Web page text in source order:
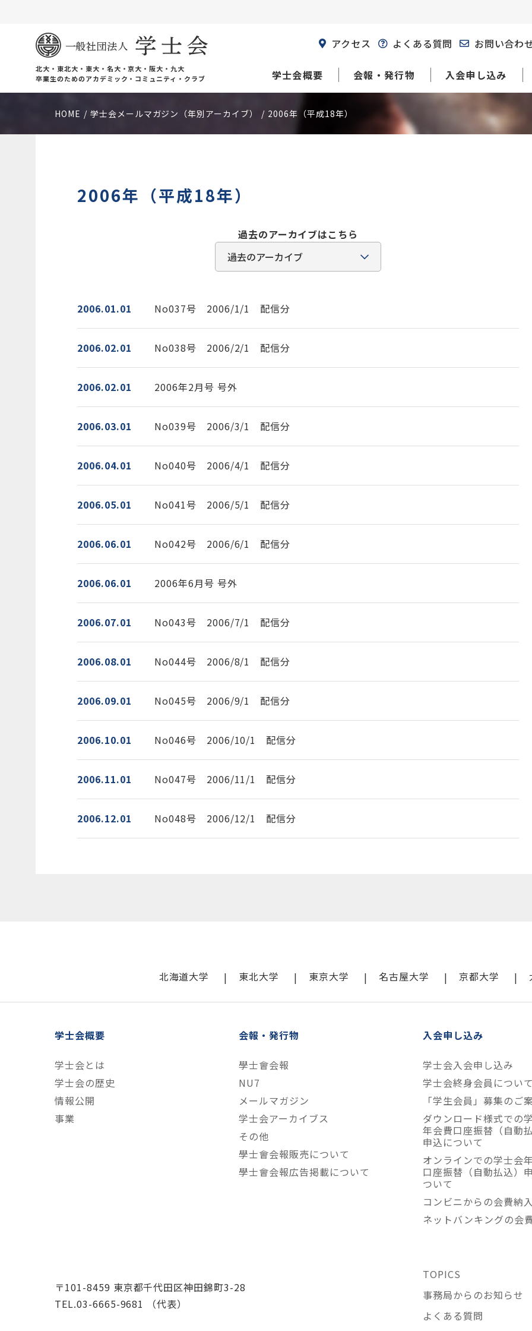
北大・東北大・東大・名大・京大・阪大・九大
卒業生のためのアカデミック・コミュニティ・クラブ
学士会概要 会報・発行物 入会申し込み
アクセス よくある質問 お問い合わ
HOME 学士会メールマガジン（年別アーカイブ） 2006年（平成18年）
2006年（平成18年）
過去のアーカイブはこちら
2006.01.01 No037号 2006/1/1 配信分
2006.02.01 No038号 2006/2/1 配信分
2006.02.01 2006年2月号 号外
2006.03.01 No039号 2006/3/1 配信分
2006.04.01 No040号 2006/4/1 配信分
2006.05.01 No041号 2006/5/1 配信分
2006.06.01 No042号 2006/6/1 配信分
2006.06.01 2006年6月号 号外
2006.07.01 No043号 2006/7/1 配信分
2006.08.01 No044号 2006/8/1 配信分
2006.09.01 No045号 2006/9/1 配信分
2006.10.01 No046号 2006/10/1 配信分
2006.11.01 No047号 2006/11/1 配信分
2006.12.01 No048号 2006/12/1 配信分
北海道大学 東北大学 東京大学 名古屋大学 京都大学
学士会概要
学士会とは
学士会の歴史
情報公開
事業
会報・発行物
學士會会報
NU7
メールマガジン
学士会アーカイブス
その他
學士會会報販売について
學士會会報広告掲載について
入会申し込み
学士会入会申し込み
学士会終身会員について
「学生会員」募集のご
ダウンロード様式での
年会費口座振替（自動払
申込について
オンラインでの学士会
口座振替（自動払込）
ついて
コンビニからの会費納入
ネットバンキングの会
〒101-8459 東京都千代田区神田錦町3-28
TEL.03-6665-9681 （代表）
TOPICS
事務局からのお知らせ
よくある質問